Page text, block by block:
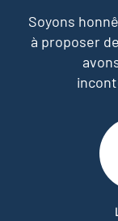
Soyons
à proposer